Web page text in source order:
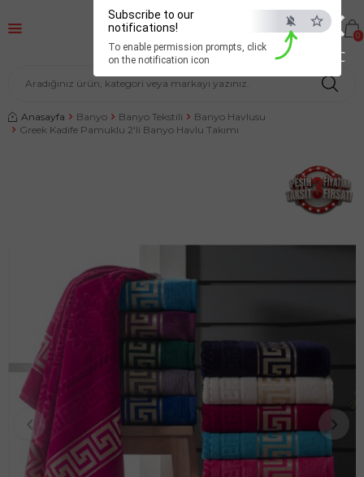
×
ESC
Subscribe to our
notifications!
To enable permission prompts, click
on the notification icon
0
Anasayfa Banyo Banyo Tekstili
Banyo Havlusu
Greek Kadife Pamuklu 2'li Banyo Havlu Takımı